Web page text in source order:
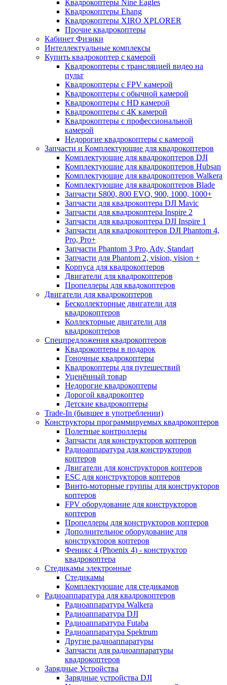
Квадрокоптеры Nine Eagles
Квадрокоптеры Ehang
Квадрокоптеры XIRO XPLORER
Прочие квадрокоптеры
Кабинет Физики
Интеллектуальные комплексы
Купить квадрокоптер с камерой
Квадрокоптеры с трансляцией видео на
пульт
Квадрокоптеры с FPV камерой
Квадрокоптеры с обычной камерой
Квадрокоптеры с HD камерой
Квадрокоптеры с 4К камерой
Квадрокоптеры с профессиональной
камерой
Недорогие квадрокоптеры с камерой
Запчасти и Комплектующие для квадрокоптеров
Комплектующие для квадрокоптеров DJI
Комплектующие для квадрокоптеров Hubsan
Комплектующие для квадрокоптеров Walkera
Комплектующие для квадрокоптеров Blade
Запчасти S800, 800 EVO, 900, 1000, 1000+
Запчасти для квадрокоптера DJI Mavic
Запчасти для квадрокоптера Inspire 2
Запчасти для квадрокоптера DJI Inspire 1
Запчасти для квадрокоптеров DJI Phantom 4,
Pro, Pro+
Запчасти Phantom 3 Pro, Adv, Standart
Запчасти для Phantom 2, vision, vision +
Корпуса для квадрокоптеров
Двигатели для квадрокоптеров
Пропеллеры для квадокоптеров
Двигатели для квадрокоптеров
Бесколлекторные двигатели для
квадрокоптеров
Коллекторные двигатели для
квадрокоптеров
Спецпредложения квадрокоптеров
Квадрокоптеры в подарок
Гоночные квадрокоптеры
Квадрокоптеры для путешествий
Уценённый товар
Недорогие квадрокоптеры
Дорогой квадрокоптер
Детские квадрокоптеры
Trade-In (бывшее в употреблении)
Конструкторы программируемых квадрокоптеров
Полетные контроллеры
Запчасти для конструкторов коптеров
Радиоаппаратура для конструкторов
коптеров
Двигатели для конструкторов коптеров
ESC для конструкторов коптеров
Винто-моторные группы для конструкторов
коптеров
FPV оборудование для конструкторов
коптеров
Пропеллеры для конструкторов коптеров
Дополнительное оборудование для
конструкторов коптеров
Феникс 4 (Phoenix 4) - конструктор
квадрокоптера
Cтедикамы электронные
Стедикамы
Комплектующие для стедикамов
Радиоаппаратура для квадрокоптеров
Радиоаппаратура Walkera
Радиоаппаратура DJI
Радиоаппаратура Futaba
Радиоаппаратура Spektrum
Другие радиоаппаратуры
Запчасти для радиоаппаратуры
квадрокоптеров
Зарядные Устройства
Зарядные устройства DJI